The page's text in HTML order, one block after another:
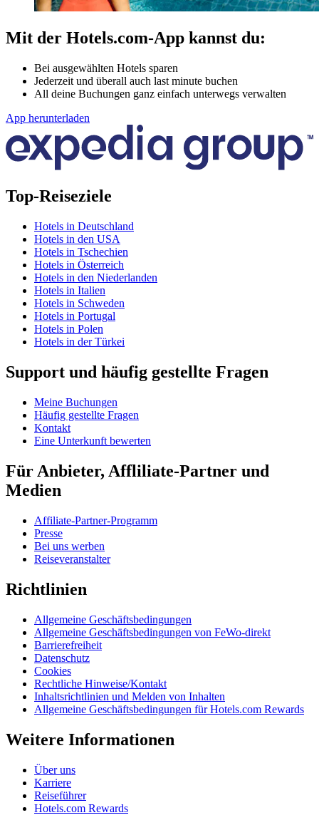
Mit der Hotels.com-App kannst du:
Bei ausgewählten Hotels sparen
Jederzeit und überall auch last minute buchen
All deine Buchungen ganz einfach unterwegs verwalten
App herunterladen
Top-Reiseziele
Hotels in Deutschland
Hotels in den USA
Hotels in Tschechien
Hotels in Österreich
Hotels in den Niederlanden
Hotels in Italien
Hotels in Schweden
Hotels in Portugal
Hotels in Polen
Hotels in der Türkei
Support und häufig gestellte Fragen
Meine Buchungen
Häufig gestellte Fragen
Kontakt
Eine Unterkunft bewerten
Für Anbieter, Affliliate-Partner und
Medien
Affiliate-Partner-Programm
Presse
Bei uns werben
Reiseveranstalter
Richtlinien
Allgemeine Geschäftsbedingungen
Allgemeine Geschäftsbedingungen von FeWo-direkt
Barrierefreiheit
Datenschutz
Cookies
Rechtliche Hinweise/Kontakt
Inhaltsrichtlinien und Melden von Inhalten
Allgemeine Geschäftsbedingungen für Hotels.com Rewards
Weitere Informationen
Über uns
Karriere
Reiseführer
Hotels.com Rewards